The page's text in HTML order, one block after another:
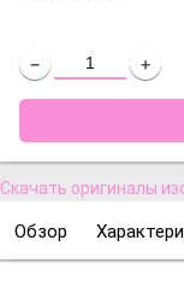
− +
Скачать оригиналы
Обзор